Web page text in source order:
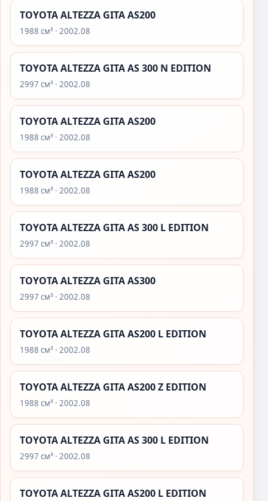
TOYOTA ALTEZZA GITA AS200
1988 см³ · 2002.08
TOYOTA ALTEZZA GITA AS 300 N EDITION
2997 см³ · 2002.08
TOYOTA ALTEZZA GITA AS200
1988 см³ · 2002.08
TOYOTA ALTEZZA GITA AS200
1988 см³ · 2002.08
TOYOTA ALTEZZA GITA AS 300 L EDITION
2997 см³ · 2002.08
TOYOTA ALTEZZA GITA AS300
2997 см³ · 2002.08
TOYOTA ALTEZZA GITA AS200 L EDITION
1988 см³ · 2002.08
TOYOTA ALTEZZA GITA AS200 Z EDITION
1988 см³ · 2002.08
TOYOTA ALTEZZA GITA AS 300 L EDITION
2997 см³ · 2002.08
TOYOTA ALTEZZA GITA AS200 L EDITION